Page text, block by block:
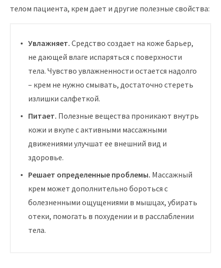
телом пациента, крем дает и другие полезные свойства:
Увлажняет. Средство создает на коже барьер,
не дающей влаге испаряться с поверхности
тела. Чувство увлажненности остается надолго
– крем не нужно смывать, достаточно стереть
излишки салфеткой.
Питает. Полезные вещества проникают внутрь
кожи и вкупе с активными массажными
движениями улучшат ее внешний вид и
здоровье.
Решает определенные проблемы. Массажный
крем может дополнительно бороться с
болезненными ощущениями в мышцах, убирать
отеки, помогать в похудении и в расслаблении
тела.